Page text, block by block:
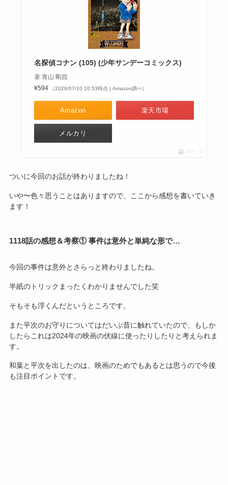
名探偵コナン (105) (少年サンデーコミックス)
著:青山 剛昌
¥594
（2026/07/10 10:53時点 | Amazon調べ）
Amazon 楽天市場
メルカリ
ポチップ
ついに今回のお話が終わりましたね！
いや〜色々思うことはありますので、ここから感想を書いていき
ます！
1118話の感想＆考察① 事件は意外と単純な形で…
今回の事件は意外とさらっと終わりましたね。
半紙のトリックまったくわかりませんでした笑
そもそも浮くんだというところです。
また平次のお守りについてはだいぶ昔に触れていたので、もしか
したらこれは2024年の映画の伏線に使ったりしたりと考えられま
す。
和葉と平次を出したのは、映画のためでもあるとは思うので今後
も注目ポイントです。